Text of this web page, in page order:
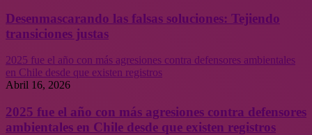
Desenmascarando las falsas soluciones: Tejiendo
transiciones justas
2025 fue el año con más agresiones contra defensores ambientales
en Chile desde que existen registros
Abril 16, 2026
2025 fue el año con más agresiones contra defensores
ambientales en Chile desde que existen registros